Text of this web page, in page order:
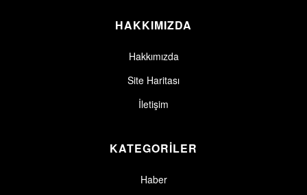
HAKKIMIZDA
Hakkımızda
Site Haritası
İletişim
KATEGORİLER
Haber